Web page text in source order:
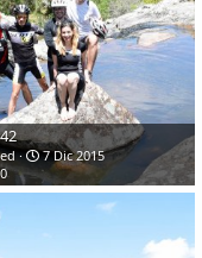
7 Dic 2015
0